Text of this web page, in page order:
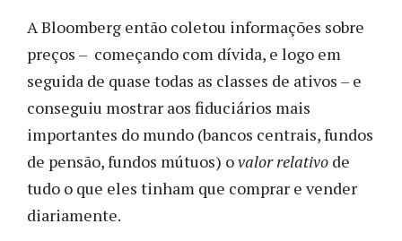
A Bloomberg então coletou informações sobre
preços – começando com dívida, e logo em
seguida de quase todas as classes de ativos – e
conseguiu mostrar aos fiduciários mais
importantes do mundo (bancos centrais, fundos
de pensão, fundos mútuos) ovalor relativo de
tudo o que eles tinham que comprar e vender
diariamente.